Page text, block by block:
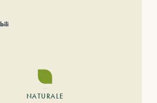
NATURALE